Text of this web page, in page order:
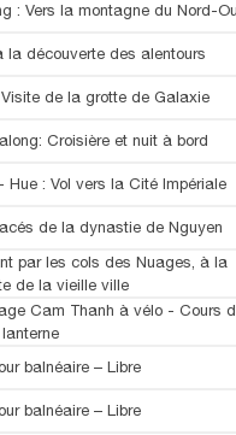
: Vers la montagne du Nord-
la découverte des alentours
de la grotte de Galaxie
Croisière et nuit à bord
Hue : Vol vers la Cité Impériale
de la dynastie de Nguyen
par les cols des Nuages, à la
de la vieille ville
Cam Thanh à vélo - Cours
lanterne
balnéaire – Libre
balnéaire – Libre